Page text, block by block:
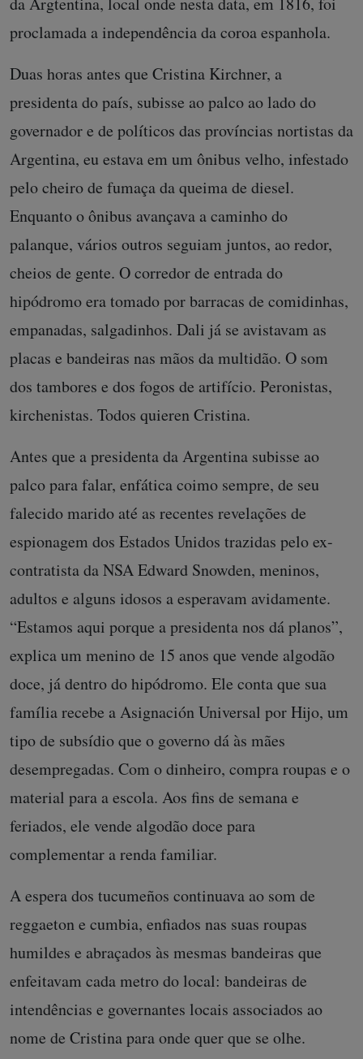
proclamada a independência da coroa espanhola.
Duas horas antes que Cristina Kirchner, a
presidenta do país, subisse ao palco ao lado do
governador e de políticos das províncias nortistas da
Argentina, eu estava em um ônibus velho, infestado
pelo cheiro de fumaça da queima de diesel.
Enquanto o ônibus avançava a caminho do
palanque, vários outros seguiam juntos, ao redor,
cheios de gente. O corredor de entrada do
hipódromo era tomado por barracas de comidinhas,
empanadas, salgadinhos. Dali já se avistavam as
placas e bandeiras nas mãos da multidão. O som
dos tambores e dos fogos de artifício. Peronistas,
kirchenistas. Todos quieren Cristina.
Antes que a presidenta da Argentina subisse ao
palco para falar, enfática coimo sempre, de seu
falecido marido até as recentes revelações de
espionagem dos Estados Unidos trazidas pelo ex-
contratista da NSA Edward Snowden, meninos,
adultos e alguns idosos a esperavam avidamente.
“Estamos aqui porque a presidenta nos dá planos”,
explica um menino de 15 anos que vende algodão
doce, já dentro do hipódromo. Ele conta que sua
família recebe a Asignación Universal por Hijo, um
tipo de subsídio que o governo dá às mães
desempregadas. Com o dinheiro, compra roupas e o
material para a escola. Aos fins de semana e
feriados, ele vende algodão doce para
complementar a renda familiar.
A espera dos tucumeños continuava ao som de
reggaeton e cumbia, enfiados nas suas roupas
humildes e abraçados às mesmas bandeiras que
enfeitavam cada metro do local: bandeiras de
intendências e governantes locais associados ao
nome de Cristina para onde quer que se olhe.